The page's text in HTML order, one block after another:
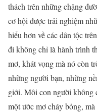
thách trên những chặng
cơ hội được trải nghiệm
hiểu hơn về các dân tộc
đi không chỉ là hành trình
mơ, khát vọng mà nó còn
những người bạn, những
giới. Môi con người không
một ước mơ cháy bỏng,